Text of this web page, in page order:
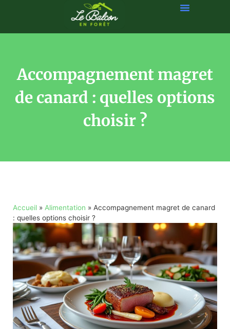
Accompagnement magret
de canard : quelles options
choisir ?
Accueil » Alimentation » Accompagnement magret de canard
: quelles options choisir ?